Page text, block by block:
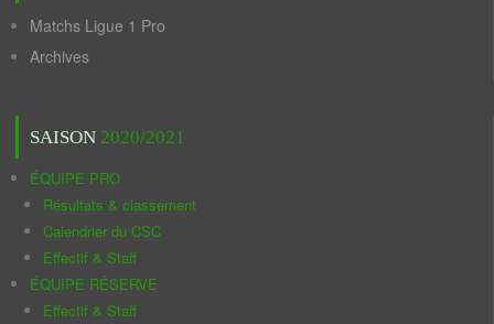
Matchs Ligue 1 Pro
Archives
SAISON 2020/2021
ÉQUIPE PRO
Résultats & classement
Calendrier du CSC
Effectif & Staff
ÉQUIPE RÉSERVE
Effectif & Staff